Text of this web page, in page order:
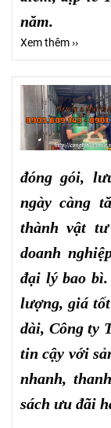
năm.
Xem thêm ››
đóng gói,
ngày càng
thành vật
doanh
đại lý bao
lượng, giá
dài, Công ty
tin cậy với
nhanh,
sách ưu đãi